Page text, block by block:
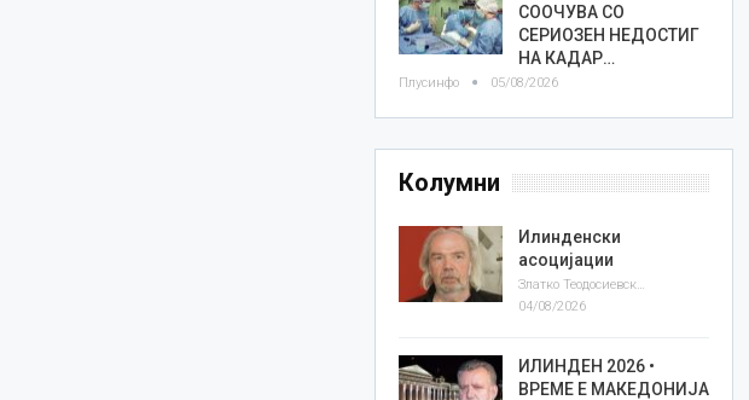
СООЧУВА СО
СЕРИОЗЕН НЕДОСТИГ
НА КАДАР…
Плусинфо 05/08/2026
Колумни
Илинденски
асоцијации
Златко Теодосиевски
04/08/2026
ИЛИНДЕН 2026 •
ВРЕМЕ Е МАКЕДОНИЈА